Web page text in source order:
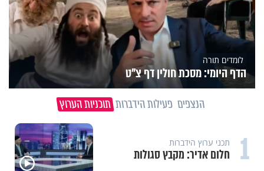
לומדים תורה
הדף היומי: מסכת חולין דף צ"ט
הנצפים פעילות הידברות תוכניות הערוץ
1 תכני ערוץ הידברות
חלום אדיר: מקבץ סגולות